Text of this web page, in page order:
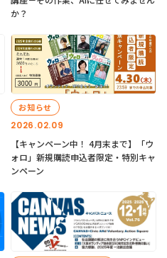
か？
2026.02.09
お知らせ
【キャンペーン中！ 4月末まで】「ウ
ォロ」新規購読申込者限定・特別キャ
ンペーン